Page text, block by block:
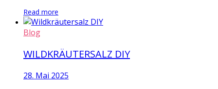
Read more
Blog
WILDKRÄUTERSALZ DIY
28. Mai 2025